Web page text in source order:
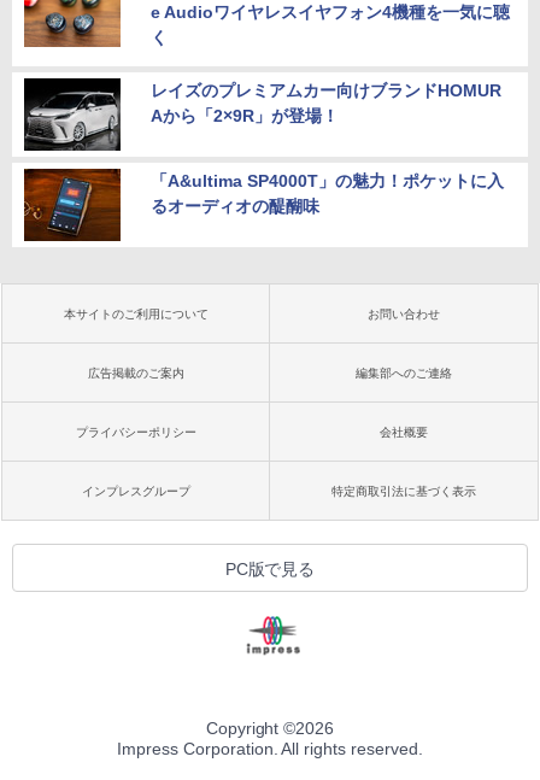
e Audioワイヤレスイヤフォン4機種を一気に聴
く
レイズのプレミアムカー向けブランドHOMUR
Aから「2×9R」が登場！
「A&ultima SP4000T」の魅力！ポケットに入
るオーディオの醍醐味
本サイトのご利用について お問い合わせ
広告掲載のご案内 編集部へのご連絡
プライバシーポリシー 会社概要
インプレスグループ 特定商取引法に基づく表示
PC版で見る
Copyright ©2026
Impress Corporation. All rights reserved.